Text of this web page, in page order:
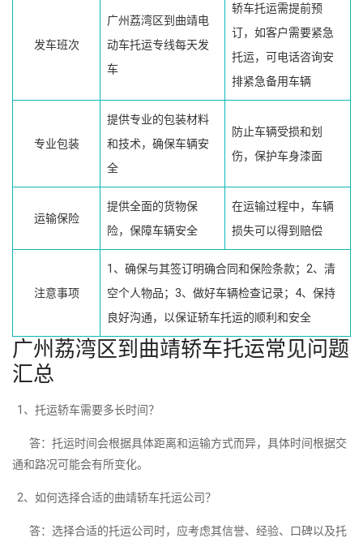
发车班次
广州荔湾区到曲靖电
动车托运专线每天发
车
轿车托运需提前预
订，如客户需要紧急
托运，可电话咨询安
排紧急备用车辆
专业包装
提供专业的包装材料
和技术，确保车辆安
全
防止车辆受损和划
伤，保护车身漆面
运输保险
提供全面的货物保
险，保障车辆安全
在运输过程中，车辆
损失可以得到赔偿
注意事项
1、确保与其签订明确合同和保险条款；2、清
空个人物品；3、做好车辆检查记录；4、保持
良好沟通，以保证轿车托运的顺利和安全
广州荔湾区到曲靖轿车托运常见问题
汇总
1、托运轿车需要多长时间？
答：托运时间会根据具体距离和运输方式而异，具体时间根据交
通和路况可能会有所变化。
2、如何选择合适的曲靖轿车托运公司？
答：选择合适的托运公司时，应考虑其信誉、经验、口碑以及托